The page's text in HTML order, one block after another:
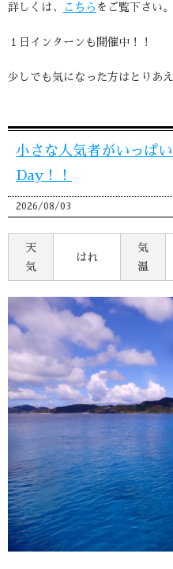
詳しくは、 こちら をご覧下さい。
１日インターンも開催中！！
少しでも気になった方はとりあ
小さな人気者がいっぱ
Day！！
2026/08/03
天
気
はれ
気
温